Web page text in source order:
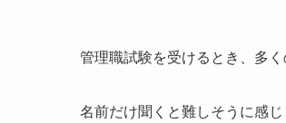
管理職試験を受けるとき、多
名前だけ聞くと難しそうに感